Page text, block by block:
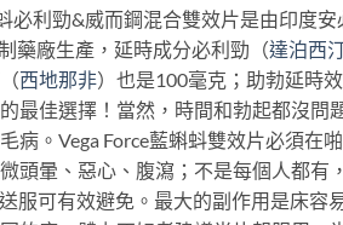
必利勁&威而鋼混合雙效片是由印度安
制藥廠生產，延時成分必利勁（達泊西
西地那非）也是100毫克；助勃延時
最佳選擇！當然，時間和勃起都沒問
病。Vega Force藍蝌蚪雙效片必須在
頭暈、惡心、腹瀉；不是每個人都有
服可有效避免。最大的副作用是床容